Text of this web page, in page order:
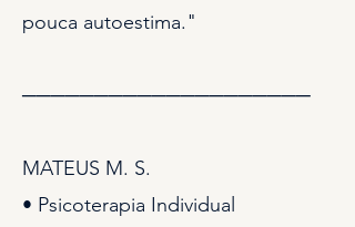
pouca autoestima."
────────────────────
MATEUS M. S.
• Psicoterapia Individual